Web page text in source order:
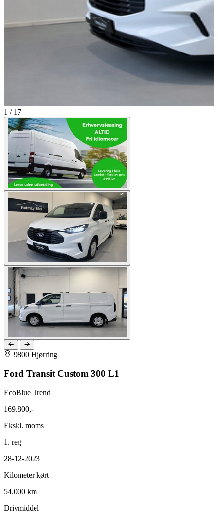
1 / 17
9800 Hjørring
Ford Transit Custom 300 L1
EcoBlue Trend
169.800,-
Ekskl. moms
1. reg
28-12-2023
Kilometer kørt
54.000 km
Drivmiddel